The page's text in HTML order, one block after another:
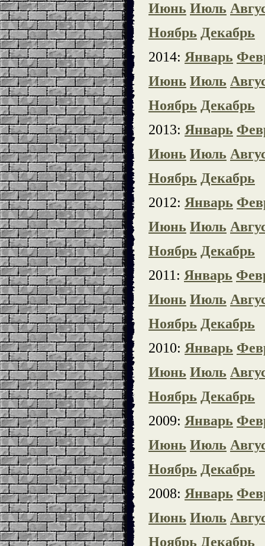
Июнь Июль
Ноябрь Декабрь
2014: Январь
Июнь Июль
Ноябрь Декабрь
2013: Январь
Июнь Июль
Ноябрь Декабрь
2012: Январь
Июнь Июль
Ноябрь Декабрь
2011: Январь
Июнь Июль
Ноябрь Декабрь
2010: Январь
Июнь Июль
Ноябрь Декабрь
2009: Январь
Июнь Июль
Ноябрь Декабрь
2008: Январь
Июнь Июль
Ноябрь Декабрь